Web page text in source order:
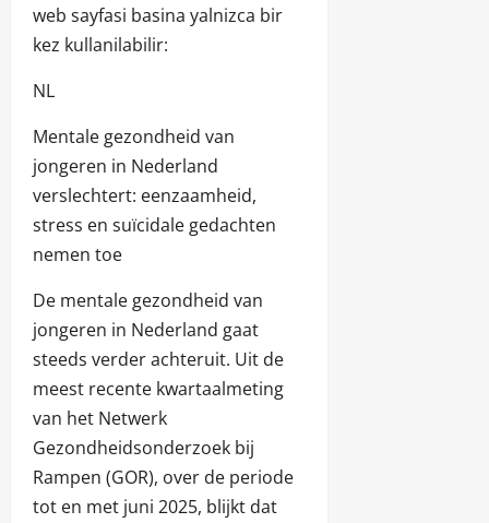
web sayfasi basina yalnizca bir
kez kullanilabilir:
NL
Mentale gezondheid van
jongeren in Nederland
verslechtert: eenzaamheid,
stress en suïcidale gedachten
nemen toe
De mentale gezondheid van
jongeren in Nederland gaat
steeds verder achteruit. Uit de
meest recente kwartaalmeting
van het Netwerk
Gezondheidsonderzoek bij
Rampen (GOR), over de periode
tot en met juni 2025, blijkt dat